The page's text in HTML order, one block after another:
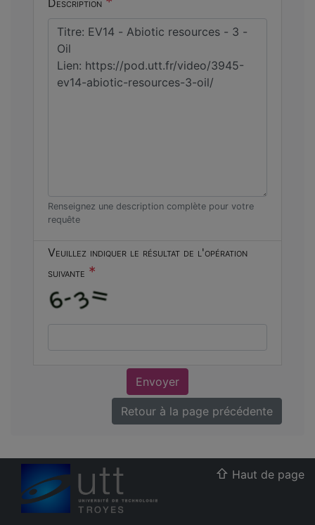
Renseignez une description complète pour votre
requête
Veuillez indiquer le résultat de l'opération
suivante *
Envoyer
Retour à la page précédente
Haut de page